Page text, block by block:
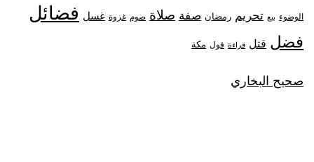
الوضوء بيع تحريم رمضان صفة صلاة صوم غزوة غسل فضائل
فضل قتل قراءة قول مكة
صحيح البخاري